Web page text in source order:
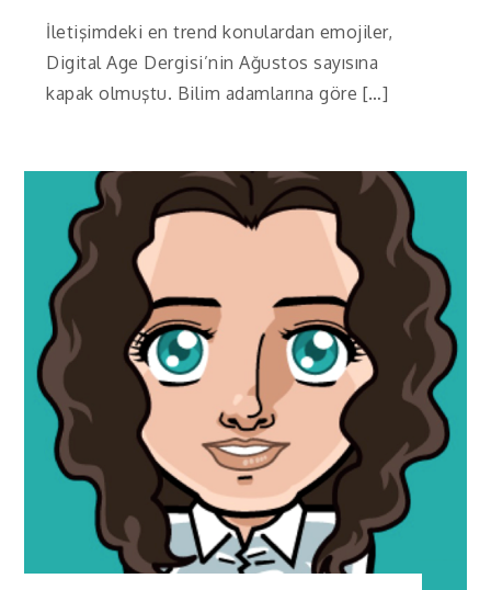
İletişimdeki en trend konulardan emojiler,
Digital Age Dergisi’nin Ağustos sayısına
kapak olmuştu. Bilim adamlarına göre […]